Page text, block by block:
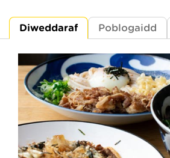
Diweddaraf Poblogaidd